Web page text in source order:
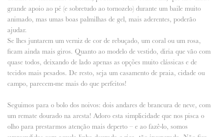
grande apoio ao pé (e sobretudo ao tornozelo) durante um baile muito
animado, mas umas boas palmilhas de gel, mais aderentes, poderão
ajudar.
Se lhes juntarem um verniz de cor de rebuçado, um coral ou um rosa,
ficam ainda mais giros. Quanto ao modelo de vestido, diria que vão com
quase todos, deixando de lado apenas as opções muito clássicas e de
tecidos mais pesados. De resto, seja um casamento de praia, cidade ou
campo, parecem-me mais do que perfeitos!
Seguimos para o bolo dos noivos: dois andares de brancura de neve, com
um remate dourado na aresta! Adoro esta simplicidade que nos pisca o
olho para prestarmos atenção mais deperto – e ao fazê-lo, somos